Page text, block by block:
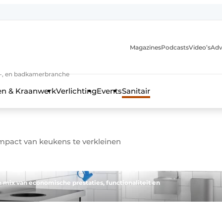
techniek in de keuken-, woon-, en badkamerbranche
en badkamerbranche
MagazinesPodcastsVideo’s
& KraanwerkVerlichtingEventsSanitair
van keukens te verkleinen
mix van economische prestaties, functionaliteit en